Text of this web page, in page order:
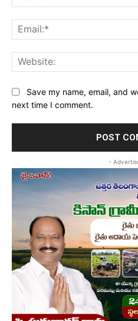
Save my name, email, and
next time I comment.
-